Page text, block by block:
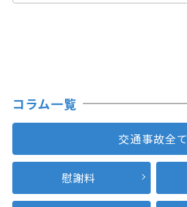
コラム一覧
交通事故全て
慰謝料